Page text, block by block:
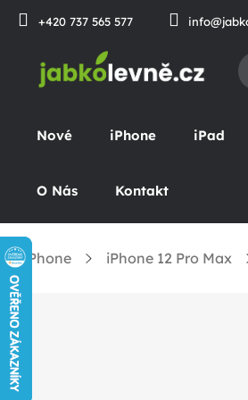
Přejít
+420 737 565 577
Nové iPhone iPad
O Nás Kontakt
iPhone iPhone 12 Pro Max